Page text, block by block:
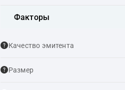
Факторы
Качество эмитента
Размер